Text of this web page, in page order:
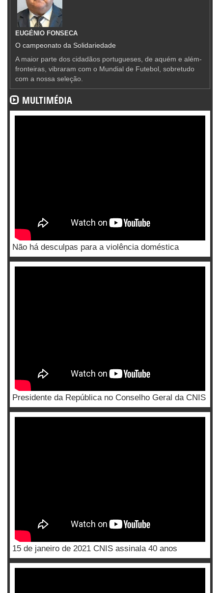
EUGÉNIO FONSECA
O campeonato da Solidariedade
A maior parte dos cidadãos portugueses, de aquém e além-
fronteiras, vibraram com o Mundial de Futebol, sobretudo
com a nossa seleção.
MULTIMÉDIA
Não há desculpas para a violência doméstica
Presidente da República no Conselho Geral da CNIS
15 de janeiro de 2021 CNIS assinala 40 anos